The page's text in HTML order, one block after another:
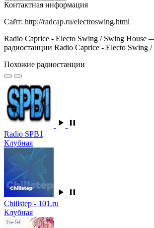
Контактная информация
Сайт: http://radcap.ru/electroswing.html
Radio Caprice - Electo Swing / Swing House
радиостанции Radio Caprice - Electo Swing
Похожие радиостанции
Radio SPB1
Клубная
Chillstep - 101.ru
Клубная